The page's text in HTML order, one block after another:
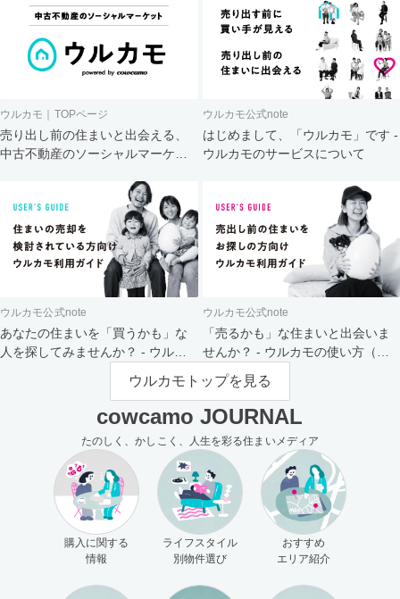
ウルカモ｜TOPページ
売り出し前の住まいと出会える、
中古不動産のソーシャルマーケッ
ウルカモ公式note
はじめまして、「ウルカモ」です -
ウルカモのサービスについて
ウルカモ公式note
あなたの住まいを「買うかも」な
人を探してみませんか？ - ウルカ
ウルカモ公式note
「売るかも」な住まいと出会いま
せんか？ - ウルカモの使い方（買
主さま向け）
ウルカモトップを見る
cowcamo JOURNAL
たのしく、かしこく、人生を彩る住まいメディア
購入に関する
情報
ライフスタイル
別物件選び
おすすめ
エリア紹介